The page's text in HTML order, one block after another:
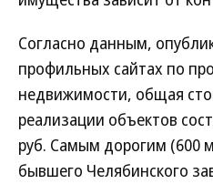
Согласно данным,
профильных сайтах по
недвижимости, общая
реализации объектов
руб. Самым дорогим (600
бывшего Челябинского